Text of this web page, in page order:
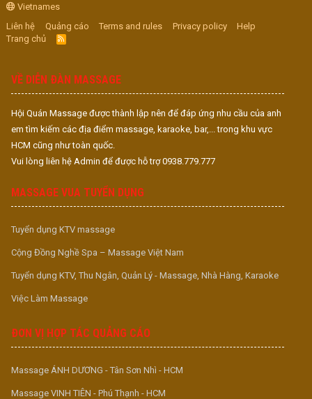
Vietnames
Liên hệ
Quảng cáo Terms and rules Privacy policy
Help
Trang chủ
R
S
VỀ DIỄN ĐÀN MASSAGE
Hội Quán Massage được thành lập nên để đáp ứng nhu cầu của anh
em tìm kiếm các địa điểm massage, karaoke, bar,... trong khu vực
HCM cũng như toàn quốc.
Vui lòng liên hệ Admin để được hỗ trợ 0938.779.777
MASSAGE VUA TUYỂN DỤNG
Tuyển dụng KTV massage
Cộng Đồng Nghề Spa – Massage Việt Nam
Tuyển dụng KTV, Thu Ngân, Quản Lý - Massage, Nhà Hàng, Karaoke
Việc Làm Massage
ĐƠN VỊ HỢP TÁC QUẢNG CÁO
Massage ÁNH DƯƠNG - Tân Sơn Nhì - HCM
Massage VINH TIÊN - Phú Thạnh - HCM